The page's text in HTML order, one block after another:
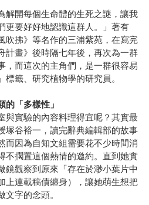
解開每個生命體的生死之謎，讓我
更要好好地認識這群人。」著有
吹拂》等名作的三浦紫苑，在寫完
計畫》後時隔七年後，再次為一群
，而這次的主角們，是一群很容易
籤、研究植物學的研究員。
「多樣性」
與實驗的內容料理得宜呢？其實最
塚谷裕一，讀完辭典編輯部的故事
而因為自知文組需要花不少時間消
不擱置這個熱情的邀約。直到她實
鏡觀察到原來「存在於渺小葉片中
上連載稿債纏身），讓她萌生想把
字的念頭。